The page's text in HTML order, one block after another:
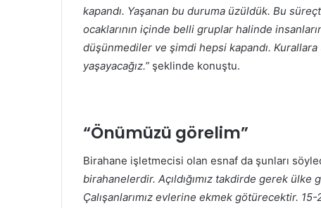
kapandı. Yaşanan bu duruma üzüldük. Bu
ocaklarının içinde belli gruplar halinde
düşünmediler ve şimdi hepsi kapandı. Kurallara
yaşayacağız.” şeklinde konuştu.
“Önümüzü görelim”
Birahane işletmecisi olan esnaf da şunları
birahanelerdir. Açıldığımız takdirde gerek
Çalışanlarımız evlerine ekmek götürecektir.